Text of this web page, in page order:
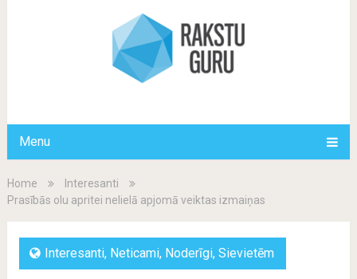
Menu
Home
Interesanti
Prasībās olu apritei nelielā apjomā veiktas izmaiņas
Interesanti, Neticami, Noderīgi, Sievietēm